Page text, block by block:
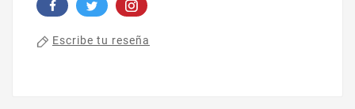
Escribe tu reseña